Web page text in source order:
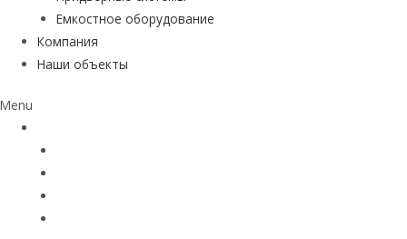
Емкостное оборудование
Компания
Наши объекты
Menu